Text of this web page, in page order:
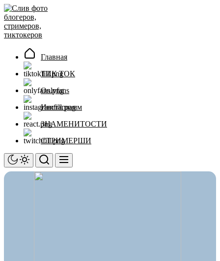
Перейти
к
содержимому
Главная
ТИК ТОК
Onlyfans
Инстаграмм
ЗНАМЕНИТОСТИ
СТРИМЕРШИ